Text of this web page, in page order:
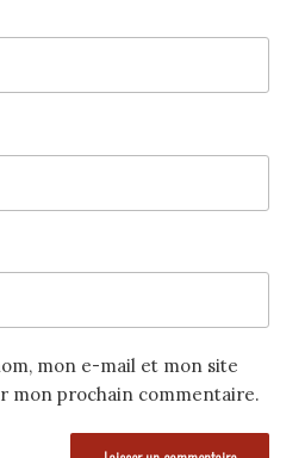
mon e-mail et mon site
mon prochain commentaire.